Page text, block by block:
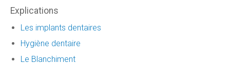
Explications
Les implants dentaires
Hygiène dentaire
Le Blanchiment